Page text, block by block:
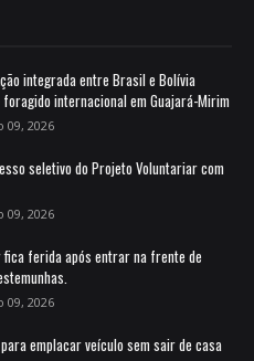
Ação integrada entre Brasil e Bolívia
internacional em Guajará-Mirim
2026
seletivo do Projeto Voluntariar com
2026
fica ferida após entrar na frente de
2026
emplacar veículo sem sair de casa